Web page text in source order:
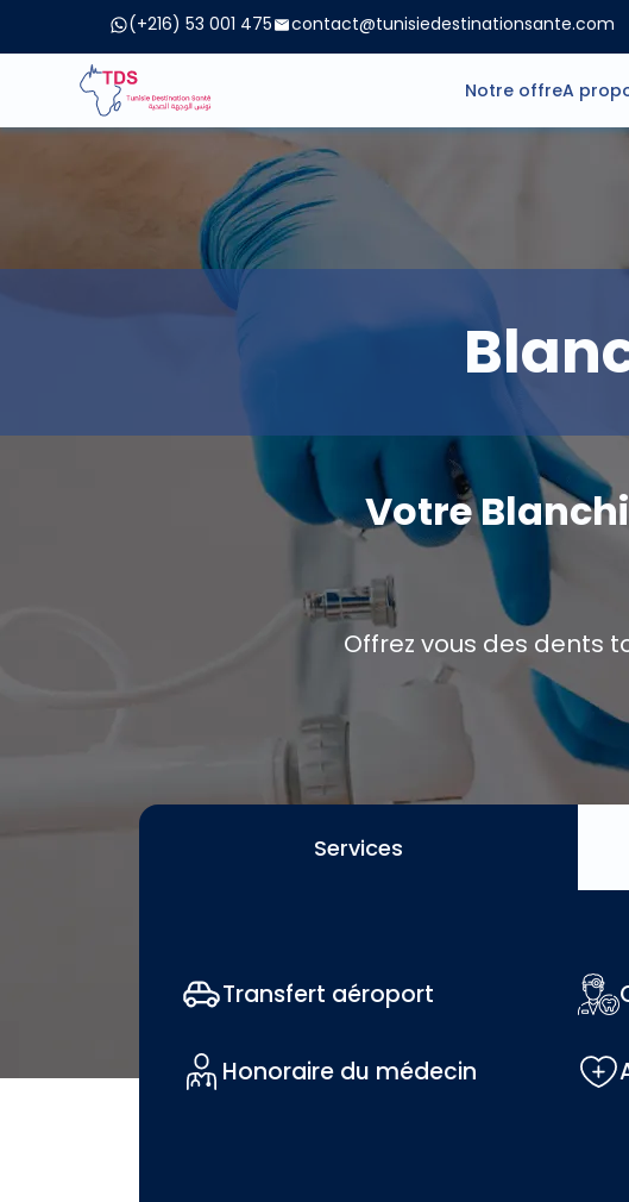
(+216) 53 001 475 contact@tunisiedestinationsante.com
Notre offreA
Votre
Offrez vous des dents
Services
Transfert aéroport
Honoraire du médecin